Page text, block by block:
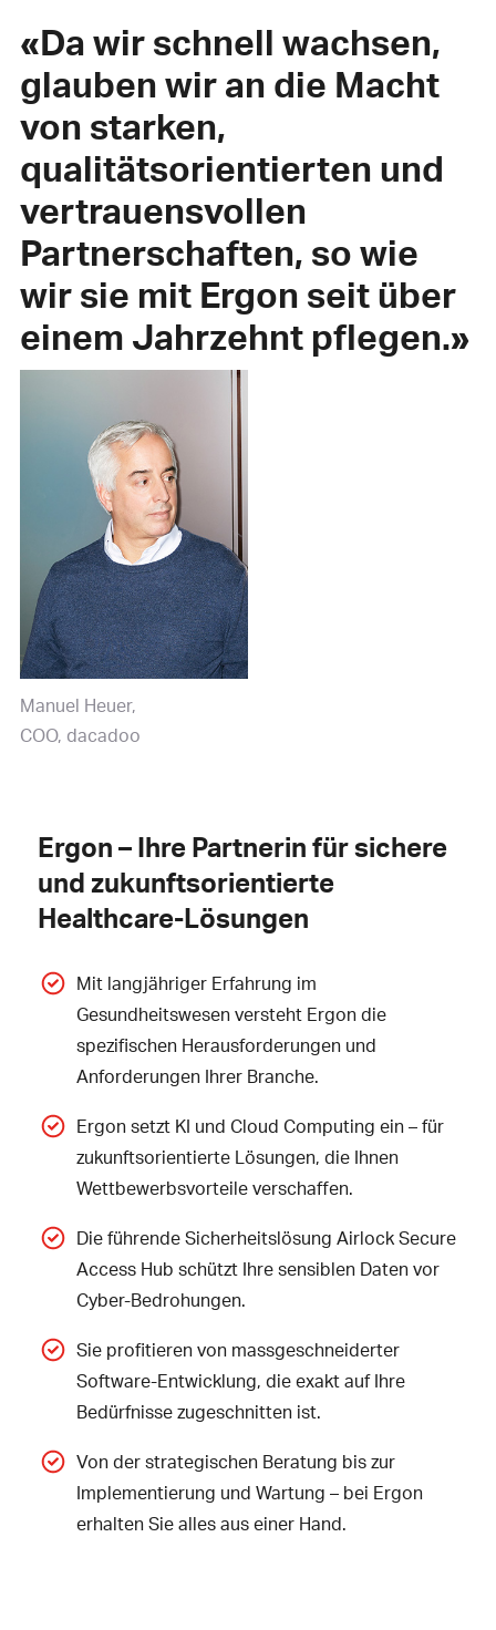
«Da wir schnell wachsen,
glauben wir an die Macht
von starken,
qualitätsorientierten und
vertrauensvollen
Partnerschaften, so wie
wir sie mit Ergon seit über
einem Jahrzehnt pflegen.»
Manuel Heuer
COO, dacadoo
Ergon – Ihre Partnerin für sichere
und zukunftsorientierte
Healthcare-Lösungen
Mit langjähriger Erfahrung im
Gesundheitswesen versteht Ergon die
spezifischen Herausforderungen und
Anforderungen Ihrer Branche.
Ergon setzt KI undCloud Computing ein – für
zukunftsorientierte Lösungen, die Ihnen
Wettbewerbsvorteile verschaffen.
Die führende SicherheitslösungAirlock Secure
Access Hub schützt Ihre sensiblen Daten vor
Cyber-Bedrohungen.
Sie profitieren von massgeschneiderter
Software-Entwicklung, die exakt auf Ihre
Bedürfnisse zugeschnitten ist.
Von derstrategischen Beratung bis zur
Implementierung und Wartung – bei Ergon
erhalten Sie alles aus einer Hand.